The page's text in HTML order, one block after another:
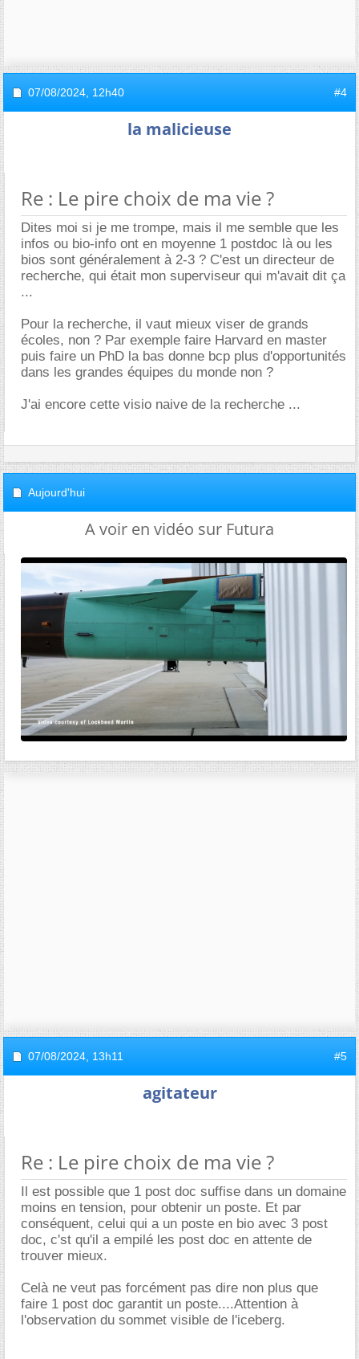
07/08/2024, 12h40 #4
la malicieuse
Re : Le pire choix de ma vie ?
Dites moi si je me trompe, mais il me semble que les
infos ou bio-info ont en moyenne 1 postdoc là ou les
bios sont généralement à 2-3 ? C'est un directeur de
recherche, qui était mon superviseur qui m'avait dit ça
...
Pour la recherche, il vaut mieux viser de grands
écoles, non ? Par exemple faire Harvard en master
puis faire un PhD la bas donne bcp plus d'opportunités
dans les grandes équipes du monde non ?
J'ai encore cette visio naive de la recherche ...
Aujourd'hui
A voir en vidéo sur Futura
07/08/2024, 13h11 #5
agitateur
Re : Le pire choix de ma vie ?
Il est possible que 1 post doc suffise dans un domaine
moins en tension, pour obtenir un poste. Et par
conséquent, celui qui a un poste en bio avec 3 post
doc, c'st qu'il a empilé les post doc en attente de
trouver mieux.
Celà ne veut pas forcément pas dire non plus que
faire 1 post doc garantit un poste....Attention à
l'observation du sommet visible de l'iceberg.